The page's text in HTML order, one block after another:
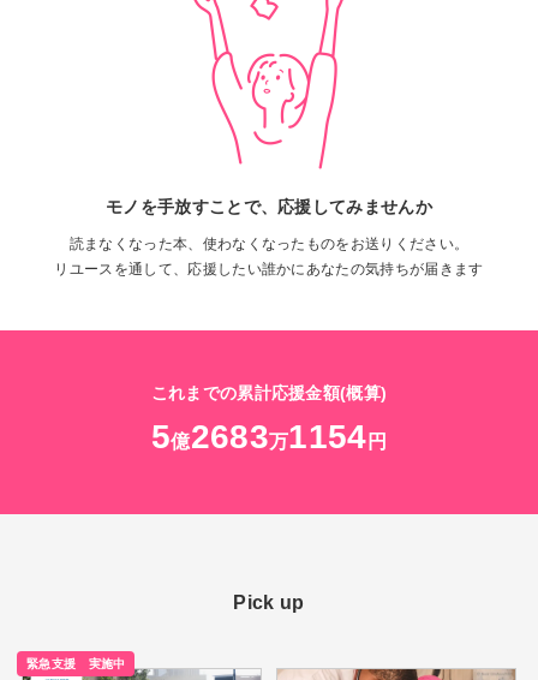
モノを手放すことで、 応援してみませんか
読まなくなった本、使わなくなったものをお送りください。
リユースを通して、応援したい誰かにあなたの気持ちが届きます
これまでの累計応援金額(概算)
5億2683万1154 円
Pick up
緊急支援 実施中